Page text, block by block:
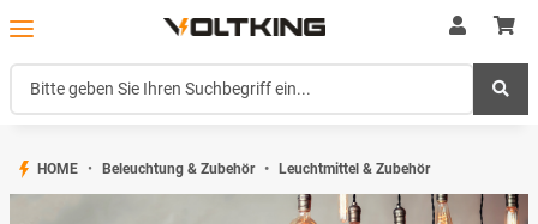
HOME Beleuchtung & Zubehör Leuchtmittel & Zubehör